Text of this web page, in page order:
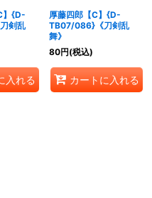
】{D-
剣乱
入れる
厚藤四郎【C】{D-
TB07/086}《刀剣乱
舞》
80円(税込)
カートに入れる